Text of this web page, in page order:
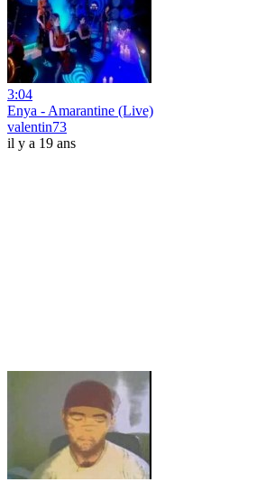
3:04
Enya - Amarantine (Live)
valentin73
il y a 19 ans